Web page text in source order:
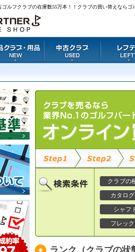
ルフクラブの在庫数55万本！！クラブの買い替えなら
クラブの
カタロ
シャフ
フレッ
ランク（クラブの状